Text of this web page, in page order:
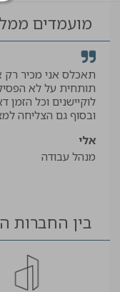
מועמדים
תאכלס אני מכיר רק
תותחית על לא
לוקיישנים וכל הזמן
ובסוף גם הצליחה
אלי
מנהל עבודה
בין החברות